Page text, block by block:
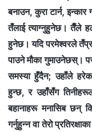
बनाउन, कुरा टार्न,
तँलाई त्याग्‍नुहुनेछ। तैँले
हुनेछ। यदि परमेश्‍वरले
पाउने मौका गुमाउनेछस्।
समस्या हुँदैन; उहाँले हरेक
हुन्छ, र उहाँसँग
बहानाहरू मनासिब
गर्नुहुन्‍न वा तेरो